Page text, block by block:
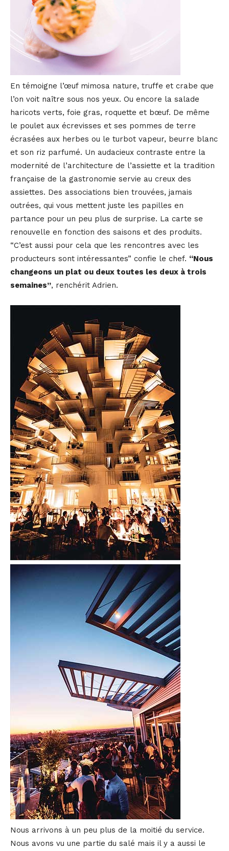
En témoigne l’œuf mimosa nature, truffe et crabe que
l’on voit naître sous nos yeux. Ou encore la salade
haricots verts, foie gras, roquette et bœuf. De même
le poulet aux écrevisses et ses pommes de terre
écrasées aux herbes ou le turbot vapeur, beurre blanc
et son riz parfumé. Un audacieux contraste entre la
modernité de l’architecture de l’assiette et la tradition
française de la gastronomie servie au creux des
assiettes. Des associations bien trouvées, jamais
outrées, qui vous mettent juste les papilles en
partance pour un peu plus de surprise. La carte se
renouvelle en fonction des saisons et des produits.
“C’est aussi pour cela que les rencontres avec les
producteurs sont intéressantes” confie le chef. “Nous
changeons un plat ou deux toutes les deux à trois
semaines”, renchérit Adrien.
Nous arrivons à un peu plus de la moitié du service.
Nous avons vu une partie du salé mais il y a aussi le